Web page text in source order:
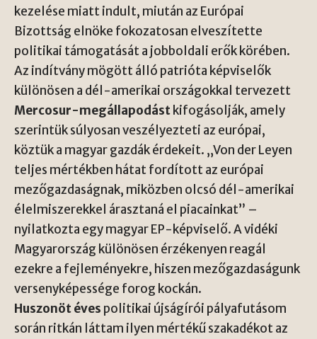
kezelése miatt indult, miután az Európai
Bizottság elnöke fokozatosan elveszítette
politikai támogatását a jobboldali erők körében.
Az indítvány mögött álló patrióta képviselők
különösen a dél-amerikai országokkal tervezett
Mercosur-megállapodást kifogásolják, amely
szerintük súlyosan veszélyezteti az európai,
köztük a magyar gazdák érdekeit. „Von der Leyen
teljes mértékben hátat fordított az európai
mezőgazdaságnak, miközben olcsó dél-amerikai
élelmiszerekkel árasztaná el piacainkat” –
nyilatkozta egy magyar EP-képviselő. A vidéki
Magyarország különösen érzékenyen reagál
ezekre a fejleményekre, hiszen mezőgazdaságunk
versenyképessége forog kockán.
Huszonöt éves politikai újságírói pályafutásom
során ritkán láttam ilyen mértékű szakadékot az